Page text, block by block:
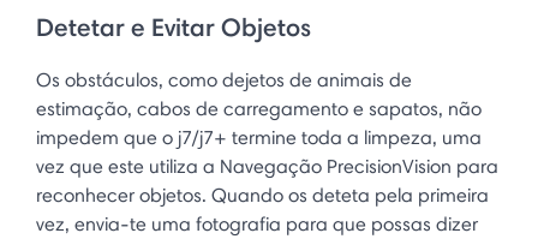
Detetar e Evitar Objetos
Os obstáculos, como dejetos de animais de
estimação, cabos de carregamento e sapatos, não
impedem que o j7/j7+ termine toda a limpeza, uma
vez que este utiliza a Navegação PrecisionVision para
reconhecer objetos. Quando os deteta pela primeira
vez, envia-te uma fotografia para que possas dizer